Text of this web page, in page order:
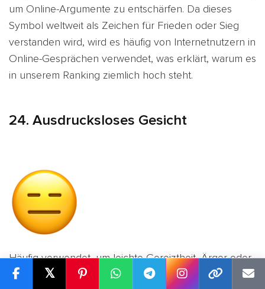
um Online-Argumente zu entschärfen. Da dieses
Symbol weltweit als Zeichen für Frieden oder Sieg
verstanden wird, wird es häufig von Internetnutzern in
Online-Gesprächen verwendet, was erklärt, warum es
in unserem Ranking ziemlich hoch steht.
24. Ausdrucksloses Gesicht
Häufig verwendet, um leichte Gereiztheit, Ärger oder
Frustration auszudrücken, zeigt das😑
𝕏